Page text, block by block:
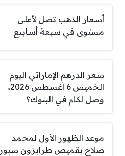
أسعار الذهب تصل لأعلى
مستوى في سبعة أسابيع
سعر الدرهم الإماراتي اليوم
الخميس 6 أغسطس 2026..
وصل لكام في البنوك؟
موعد الظهور الأول لمحمد
صلاح بقميص طرابزون سبور